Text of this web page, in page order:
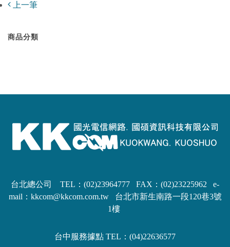
商品分類
上一筆
台北總公司 TEL：(02)23964777 FAX：(02)23225962 e-
mail：kkcom@kkcom.com.tw 台北市新生南路一段120巷3號
1樓
台中服務據點 TEL：(04)22636577